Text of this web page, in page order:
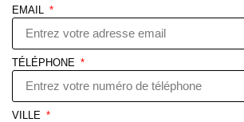
EMAIL
TÉLÉPHONE
VILLE